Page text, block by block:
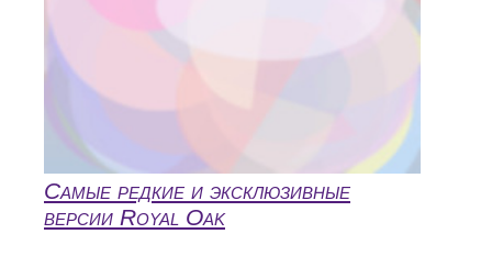
Самые редкие и эксклюзивные
версии Royal Oak